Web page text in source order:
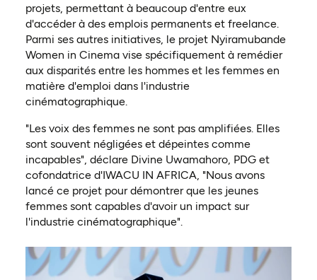
projets, permettant à beaucoup d'entre eux
d'accéder à des emplois permanents et freelance.
Parmi ses autres initiatives, le projet Nyiramubande
Women in Cinema vise spécifiquement à remédier
aux disparités entre les hommes et les femmes en
matière d'emploi dans l'industrie
cinématographique.
"Les voix des femmes ne sont pas amplifiées. Elles
sont souvent négligées et dépeintes comme
incapables", déclare Divine Uwamahoro, PDG et
cofondatrice d'IWACU IN AFRICA, "Nous avons
lancé ce projet pour démontrer que les jeunes
femmes sont capables d'avoir un impact sur
l'industrie cinématographique".